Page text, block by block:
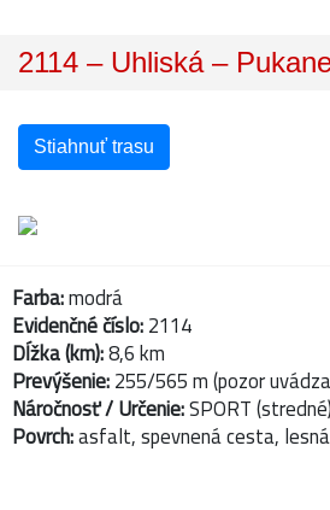
2114 – Uhliská –
Stiahnuť trasu
Farba:modrá
Evidenčné číslo:2114
Dĺžka (km):8,6 km
Prevýšenie:255/565 m (pozor
Náročnosť / Určenie:SPORT
Povrch:asfalt, spevnená cesta,